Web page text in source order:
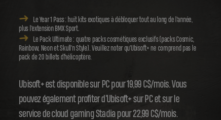
Le Year 1 Pass : huit kits exotiques à débloquer tout au long de l'année,
plus l'extension BMX Sport.
Le Pack Ultimate : quatre packs cosmétiques exclusifs (packs Cosmic,
Rainbow, Neon et Skull'n Style). Veuillez noter qu'Ubisoft+ ne comprend pas le
pack de 20 billets d'hélicoptère.
Ubisoft+ est disponible sur PC pour 19,99 C$/mois. Vous
pouvez également profiter d'Ubisoft+ sur PC et sur le
service de cloud gaming Stadia pour 22,99 C$/mois.